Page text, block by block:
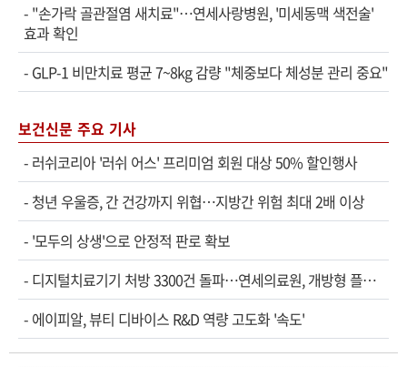
- "손가락 골관절염 새치료"…연세사랑병원, '미세동맥 색전술'
효과 확인
- GLP-1 비만치료 평균 7~8kg 감량 "체중보다 체성분 관리 중요"
보건신문 주요 기사
- 러쉬코리아 '러쉬 어스' 프리미엄 회원 대상 50% 할인행사
- 청년 우울증, 간 건강까지 위협…지방간 위험 최대 2배 이상
- '모두의 상생'으로 안정적 판로 확보
- 디지털치료기기 처방 3300건 돌파…연세의료원, 개방형 플랫폼 성과 공개
- 에이피알, 뷰티 디바이스 R&D 역량 고도화 '속도'